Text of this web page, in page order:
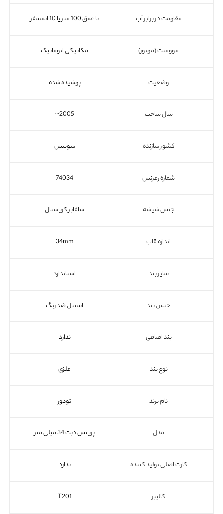
مقاومت در برابر آب تا عمق 100 متر یا 10 اتمسفر
موومنت (موتور) مکانیکی اتوماتیک
وضعیت پوشیده شده
سال ساخت 2005~
کشور سازنده سوییس
شماره رفرنس 74034
جنس شیشه سافایر کریستال
اندازه قاب 34mm
سایز بند استاندارد
جنس بند استیل ضد زنگ
بند اضافی ندارد
نوع بند فلزی
نام برند تودور
مدل پرینس دیت 34 میلی متر
کارت اصلی تولید کننده ندارد
کالیبر T201